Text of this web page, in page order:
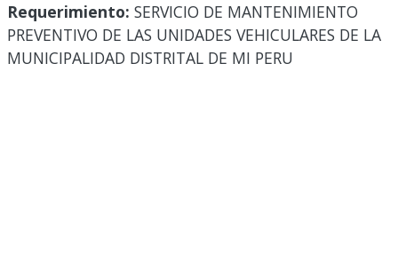
Requerimiento: SERVICIO DE MANTENIMIENTO
PREVENTIVO DE LAS UNIDADES VEHICULARES DE LA
MUNICIPALIDAD DISTRITAL DE MI PERU